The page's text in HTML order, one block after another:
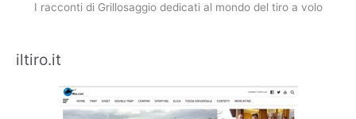
I racconti di Grillosaggio dedicati al mondo del tiro a volo
iltiro.it